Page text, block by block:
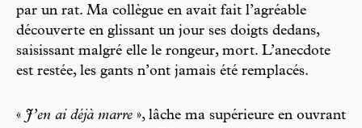
par un rat. Ma collègue en avait fait l’agréable
découverte en glissant un jour ses doigts dedans,
saisissant malgré elle le rongeur, mort. L’anecdote
est restée, les gants n’ont jamais été remplacés.
« J’en ai déjà marre », lâche ma supérieure en ouvrant